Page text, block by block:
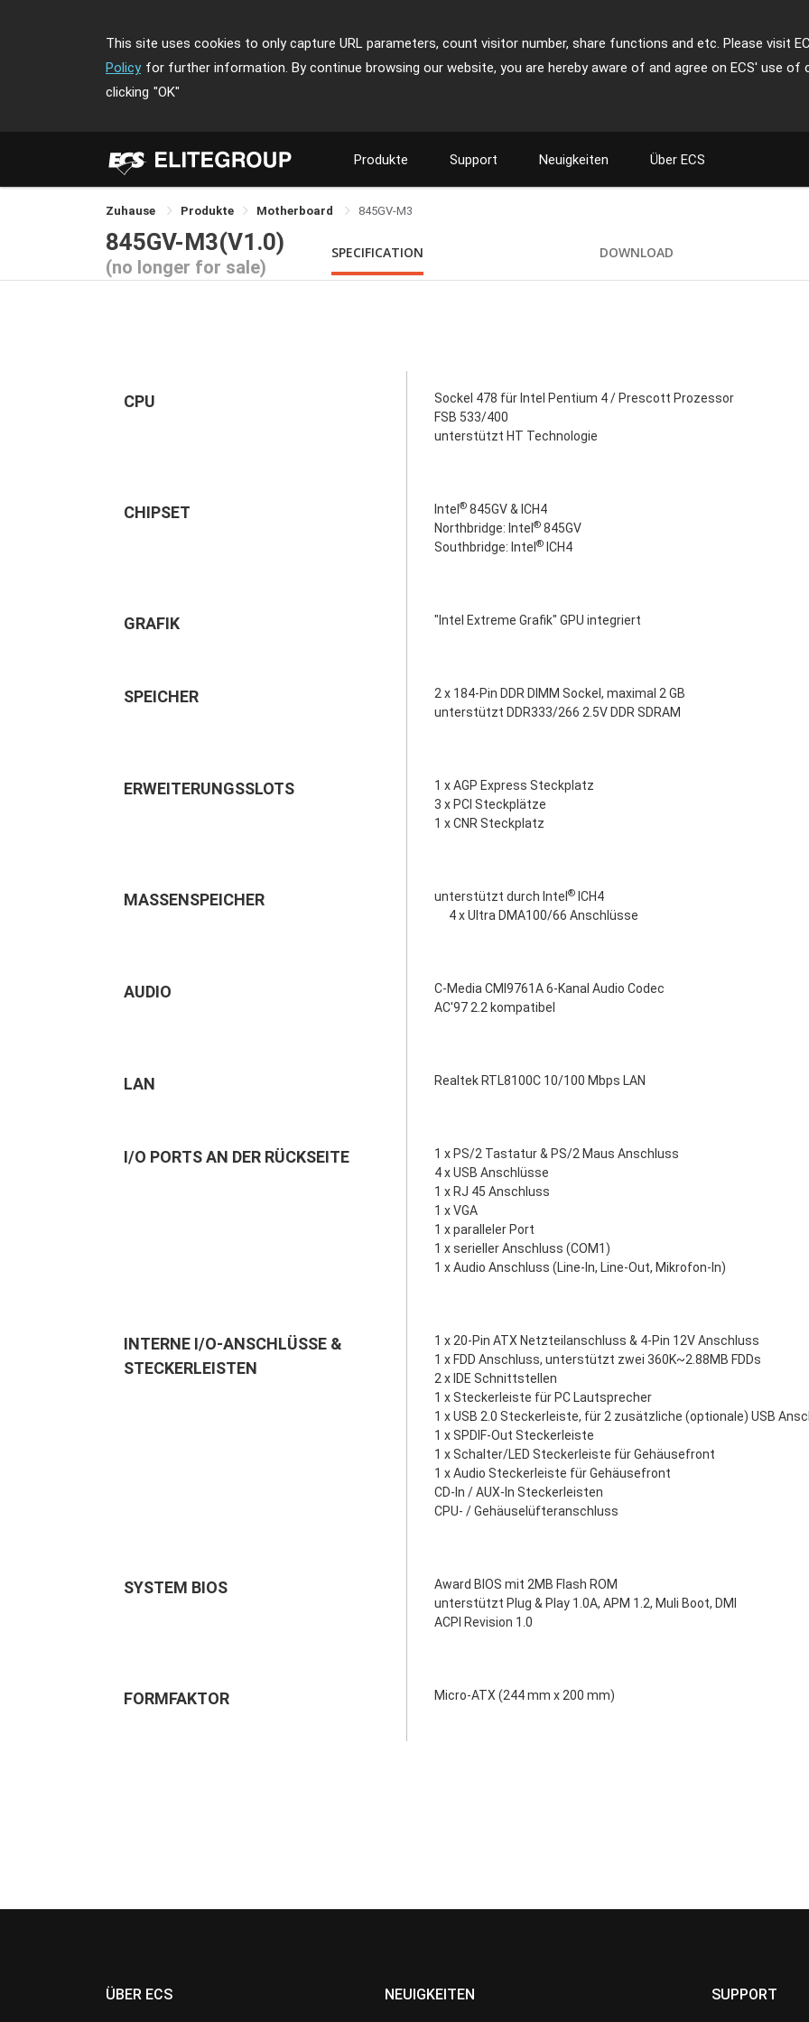
This site uses cookies to only capture URL parameters, count visitor number, share functions and etc. Please visit
Policy for further information. By continue browsing our website, you are hereby aware of and agree on ECS' use of
clicking "OK"
Produkte Support Neuigkeiten Über ECS
Zuhause Produkte Motherboard 845GV-M3
845GV-M3(V1.0)
(no longer for sale)
SPECIFICATION DOWNLOAD
CPU
Sockel 478 für Intel Pentium 4 / Prescott Prozessor
FSB 533/400
unterstützt HT Technologie
CHIPSET Intel ® 845GV & ICH4
Northbridge: Intel ® 845GV
Southbridge: Intel ® ICH4
GRAFIK "Intel Extreme Grafik" GPU integriert
SPEICHER
2 x 184-Pin DDR DIMM Sockel, maximal 2 GB
unterstützt DDR333/266 2.5V DDR SDRAM
ERWEITERUNGSSLOTS
1 x AGP Express Steckplatz
3 x PCI Steckplätze
1 x CNR Steckplatz
MASSENSPEICHER unterstützt durch Intel ® ICH4
4 x Ultra DMA100/66 Anschlüsse
AUDIO
C-Media CMI9761A 6-Kanal Audio Codec
AC'97 2.2 kompatibel
LAN Realtek RTL8100C 10/100 Mbps LAN
I/O PORTS AN DER RÜCKSEITE
1 x PS/2 Tastatur & PS/2 Maus Anschluss
4 x USB Anschlüsse
1 x RJ 45 Anschluss
1 x VGA
1 x paralleler Port
1 x serieller Anschluss (COM1)
1 x Audio Anschluss (Line-In, Line-Out, Mikrofon-In)
INTERNE I/O-ANSCHLÜSSE &
STECKERLEISTEN
1 x 20-Pin ATX Netzteilanschluss & 4-Pin 12V Anschluss
1 x FDD Anschluss, unterstützt zwei 360K~2.88MB FDDs
2 x IDE Schnittstellen
1 x Steckerleiste für PC Lautsprecher
1 x USB 2.0 Steckerleiste, für 2 zusätzliche (optionale) USB
1 x SPDIF-Out Steckerleiste
1 x Schalter/LED Steckerleiste für Gehäusefront
1 x Audio Steckerleiste für Gehäusefront
CD-In / AUX-In Steckerleisten
CPU- / Gehäuselüfteranschluss
SYSTEM BIOS
Award BIOS mit 2MB Flash ROM
unterstützt Plug & Play 1.0A, APM 1.2, Muli Boot, DMI
ACPI Revision 1.0
FORMFAKTOR Micro-ATX (244 mm x 200 mm)
ÜBER ECS NEUIGKEITEN SUPPORT